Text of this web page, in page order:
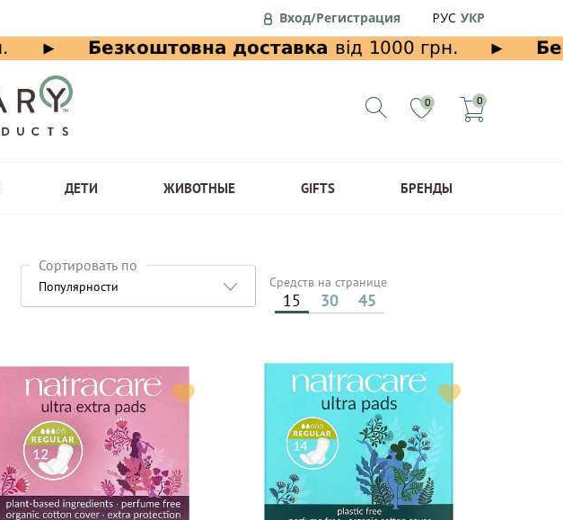
Вход/Регистрация РУС УКР
0 0
ДЕТИ ЖИВОТНЫЕ GIFTS БРЕНДЫ
Сортировать по
Популярности Средств на странице
15 30 45